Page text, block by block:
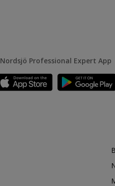
Nordsjö Professional Expert App